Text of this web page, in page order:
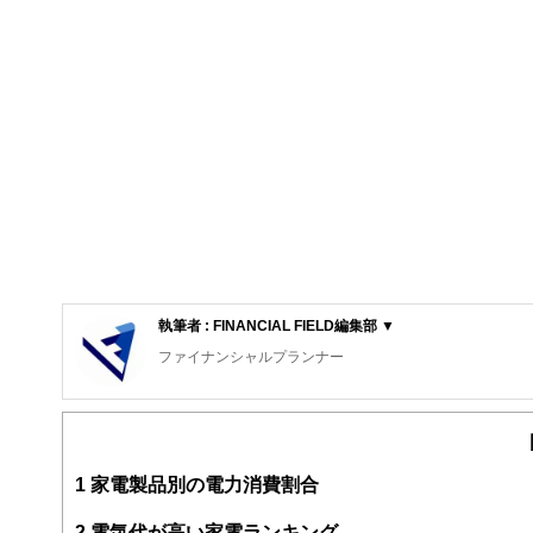
執筆者 : FINANCIAL FIELD編集部 ▼
ファイナンシャルプランナー
FinancialField編集部は、金融、経済に関する記事を、日
案から記事掲載まですべての工程に関わることで、読者目
FinancialFieldの特徴は、ファイナンシャルプランナー、
1 家電製品別の電力消費割合